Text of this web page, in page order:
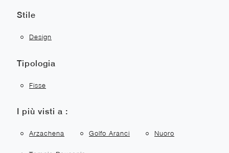
Stile
Design
Tipologia
Fisse
I più visti a :
Arzachena Golfo Aranci Nuoro